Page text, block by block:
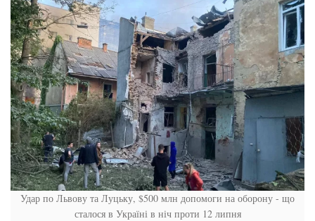
Удар по Львову та Луцьку, $500 млн допомоги на оборону - що
сталося в Україні в ніч проти 12 липня